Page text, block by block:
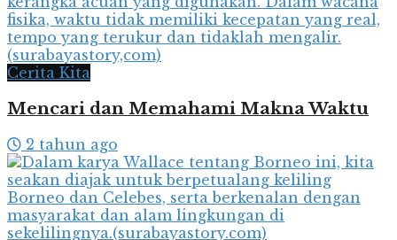
Cerita Kita
Mencari dan Memahami Makna Waktu
2 tahun ago